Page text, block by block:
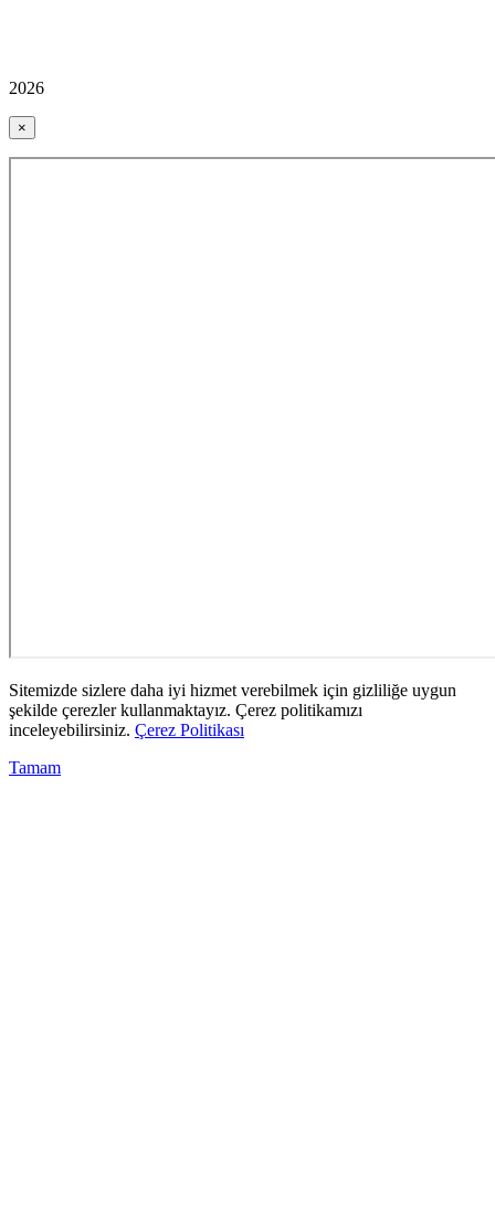
2026
×
Sitemizde sizlere daha iyi hizmet verebilmek için gizliliğe uygun
şekilde çerezler kullanmaktayız. Çerez politikamızı
inceleyebilirsiniz. Çerez Politikası
Tamam